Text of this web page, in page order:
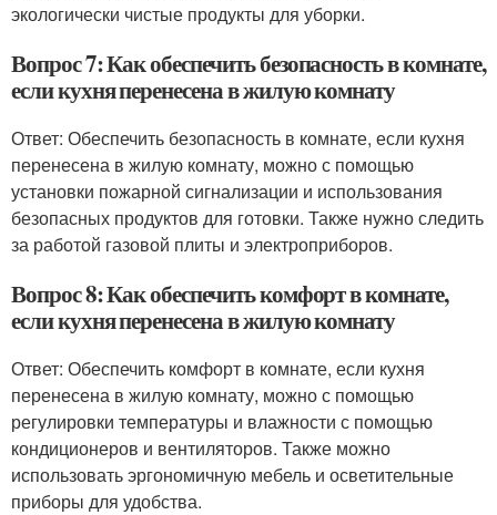
экологически чистые продукты для уборки.
Вопрос 7: Как обеспечить безопасность в комнате,
если кухня перенесена в жилую комнату
Ответ: Обеспечить безопасность в комнате, если кухня
перенесена в жилую комнату, можно с помощью
установки пожарной сигнализации и использования
безопасных продуктов для готовки. Также нужно следить
за работой газовой плиты и электроприборов.
Вопрос 8: Как обеспечить комфорт в комнате,
если кухня перенесена в жилую комнату
Ответ: Обеспечить комфорт в комнате, если кухня
перенесена в жилую комнату, можно с помощью
регулировки температуры и влажности с помощью
кондиционеров и вентиляторов. Также можно
использовать эргономичную мебель и осветительные
приборы для удобства.